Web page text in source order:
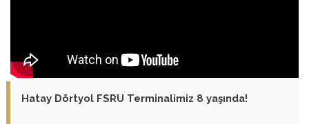
Hatay Dörtyol FSRU Terminalimiz 8 yaşında!